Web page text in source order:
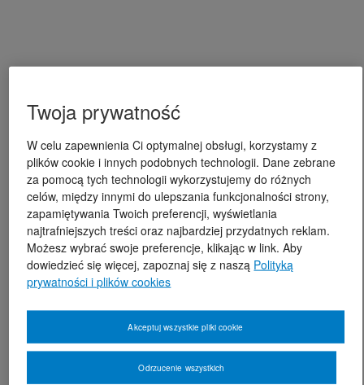
Twoja prywatność
W celu zapewnienia Ci optymalnej obsługi, korzystamy z
plików cookie i innych podobnych technologii. Dane zebrane
za pomocą tych technologii wykorzystujemy do różnych
celów, między innymi do ulepszania funkcjonalności strony,
zapamiętywania Twoich preferencji, wyświetlania
najtrafniejszych treści oraz najbardziej przydatnych reklam.
Możesz wybrać swoje preferencje, klikając w link. Aby
dowiedzieć się więcej, zapoznaj się z naszą Polityką
prywatności i plików cookies
Odrzucenie wszystkich
Akceptuj wszystkie pliki cookie